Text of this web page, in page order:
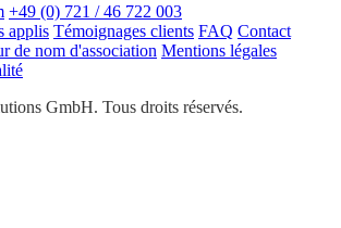
+49 (0) 721 / 46 722 003
applis Témoignages clients FAQ Contact
de nom d'association Mentions légales
GmbH. Tous droits réservés.